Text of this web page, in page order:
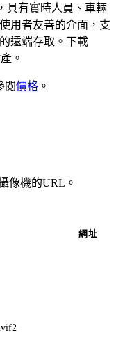
具有實時人員、車輛
用者友善的介面，支
遠端存取。下載
。
閱價格 。
像機的URL。
網址